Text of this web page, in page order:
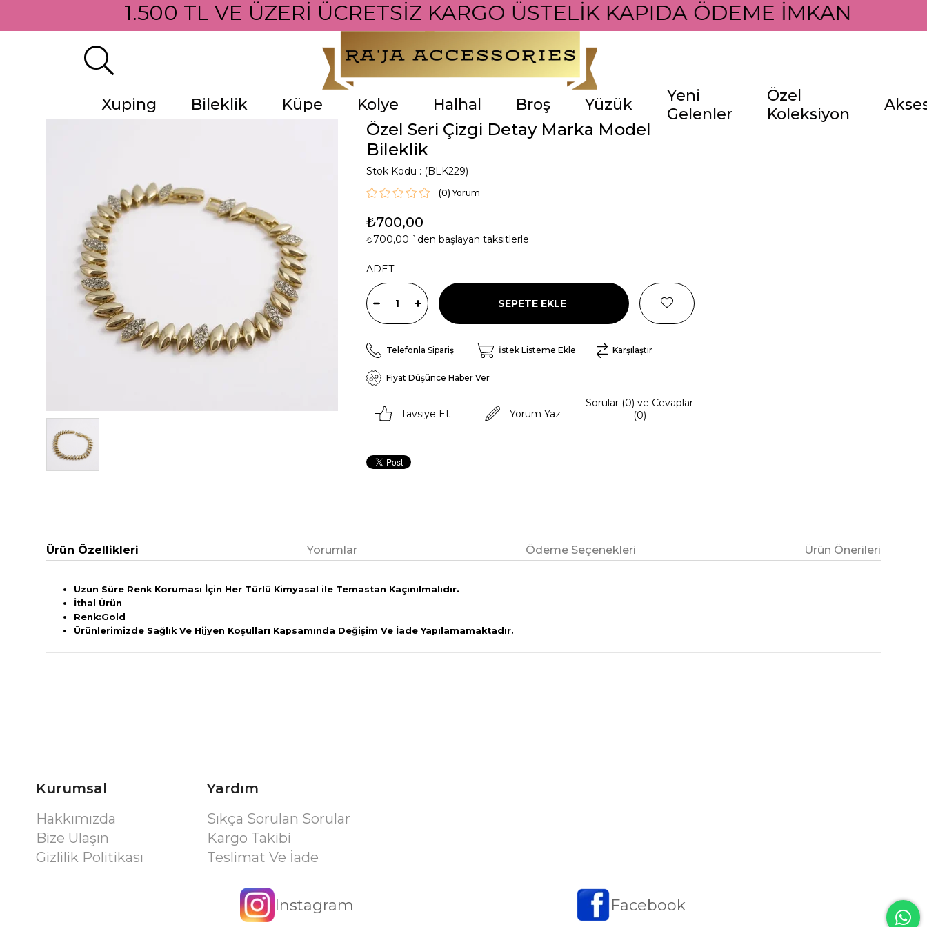
1.500 TL VE ÜZERİ ÜCRETSİZ KARGO ÜSTELİK KAPIDA ÖDEME İMKANI İLE
Xuping Bileklik Küpe Kolye Halhal Broş Yüzük
Yeni
Gelenler
Özel
Koleksiyon
Özel Seri Çizgi Detay Marka Model
Bileklik
Stok Kodu (BLK229)
(0)
₺700,00
₺700,00 `den başlayan taksitlerle
ADET
Telefonla Sipariş İstek Listeme Ekle Karşılaştır
Fiyat Düşünce Haber Ver
Tavsiye Et Yorum Yaz
Sorular (0) ve Cevaplar
(0)
Ürün Özellikleri Yorumlar Ödeme Seçenekleri Ürün Önerileri
Uzun Süre Renk Koruması İçin Her Türlü Kimyasal ile Temastan Kaçınılmalıdır.
İthal Ürün
Renk:Gold
Ürünlerimizde Sağlık Ve Hijyen Koşulları Kapsamında Değişim Ve İade Yapılamamaktadır.
Kurumsal
Hakkımızda
Bize Ulaşın
Gizlilik Politikası
Yardım
Sıkça Sorulan Sorular
Kargo Takibi
Teslimat Ve İade
Instagram Facebook